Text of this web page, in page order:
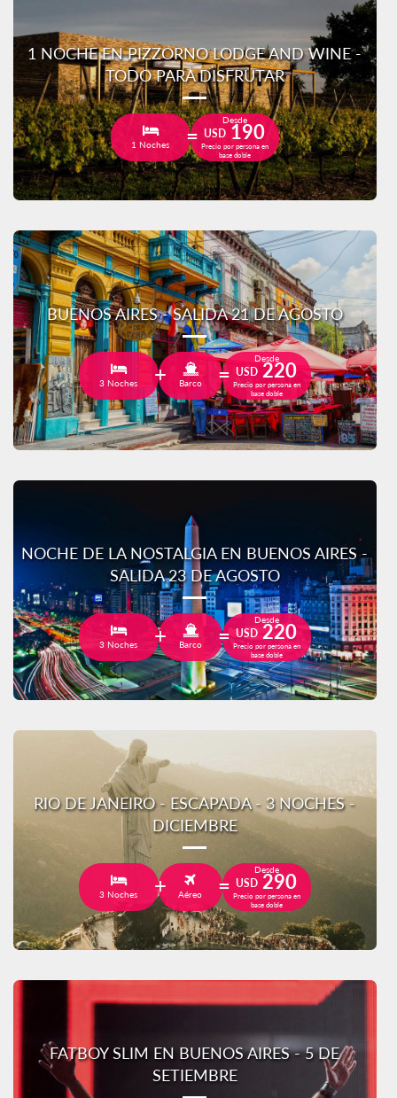
1 NOCHE EN PIZZORNO LODGE AND WINE -
TODO PARA DISFRUTAR
1 Noches
Desde
USD 190
Precio por persona en
base doble
BUENOS AIRES - SALIDA 21 DE AGOSTO
3 Noches Barco
Desde
USD 220
Precio por persona en
base doble
NOCHE DE LA NOSTALGIA EN BUENOS AIRES -
SALIDA 23 DE AGOSTO
3 Noches Barco
Desde
USD 220
Precio por persona en
base doble
RIO DE JANEIRO - ESCAPADA - 3 NOCHES -
DICIEMBRE
3 Noches Aéreo
Desde
USD 290
Precio por persona en
base doble
FATBOY SLIM EN BUENOS AIRES - 5 DE
SETIEMBRE